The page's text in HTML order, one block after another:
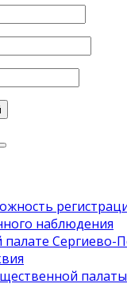
наблюдения
Сергиево-
палаты